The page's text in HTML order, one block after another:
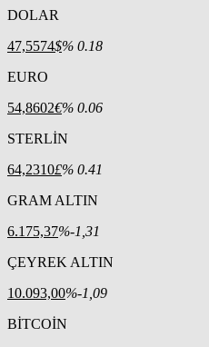
DOLAR
47,5574$% 0.18
EURO
54,8602€% 0.06
STERLİN
64,2310£% 0.41
GRAM ALTIN
6.175,37%-1,31
ÇEYREK ALTIN
10.093,00%-1,09
BİTCOİN